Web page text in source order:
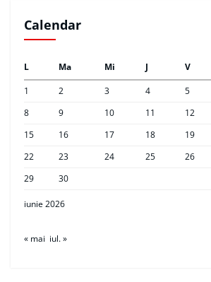
Calendar
iunie 2026
L Ma Mi J V
1
2 3 4 5
8
9 10 11 12
15
16 17 18 19
22
23 24 25 26
29
30
« mai iul. »